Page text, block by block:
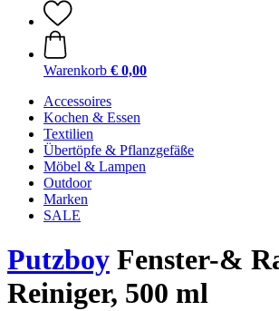
Warenkorb € 0,00
Accessoires
Kochen & Essen
Textilien
Übertöpfe & Pflanzgefäße
Möbel & Lampen
Outdoor
Marken
SALE
Putzboy Fenster-&
Reiniger, 500 ml